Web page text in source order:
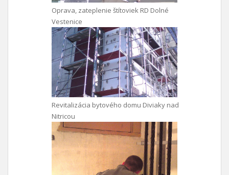
Oprava, zateplenie štítoviek RD Dolné
Vestenice
Revitalizácia bytového domu Diviaky nad
Nitricou